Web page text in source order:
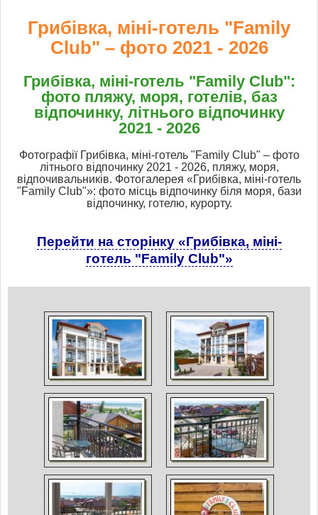
Грибівка, міні-готель "Family
Club" – фото 2021 - 2026
Грибівка, міні-готель "Family Club":
фото пляжу, моря, готелів, баз
відпочинку, літнього відпочинку
2021 - 2026
Фотографії Грибівка, міні-готель "Family Club" – фото
літнього відпочинку 2021 - 2026, пляжу, моря,
відпочивальників. Фотогалерея «Грибівка, міні-готель
"Family Club"»: фото місць відпочинку біля моря, бази
відпочинку, готелю, курорту.
Перейти на сторінку «Грибівка, міні-
готель "Family Club"»